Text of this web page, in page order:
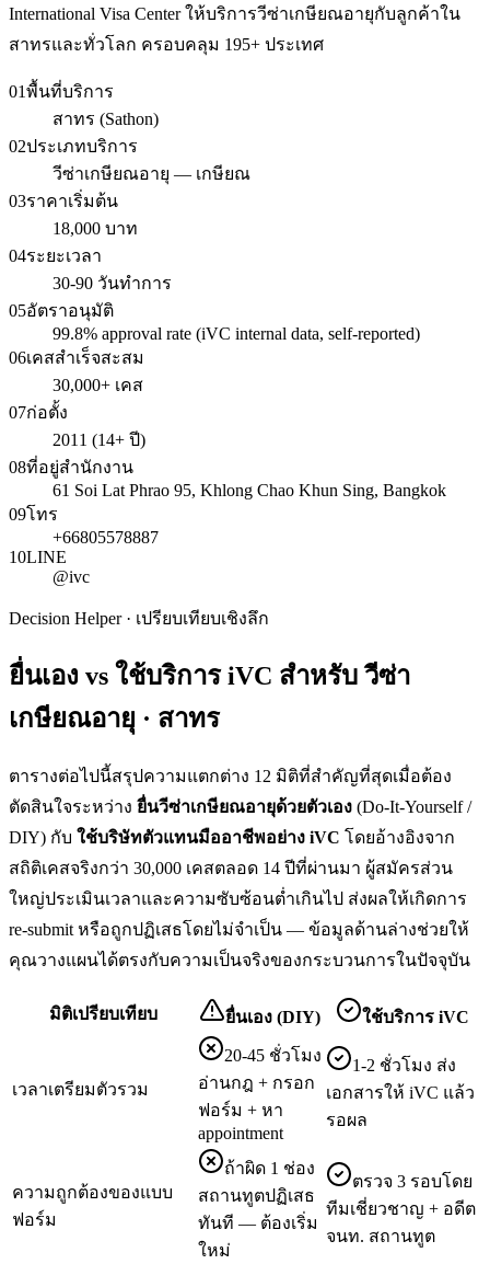
International Visa Center ให้บริการวีซ่าเกษียณอายุกับลูกค้าใน
สาทรและทั่วโลก ครอบคลุม 195+ ประเทศ
01พื้นที่บริการ
สาทร (Sathon)
02ประเภทบริการ
วีซ่าเกษียณอายุ — เกษียณ
03ราคาเริ่มต้น
18,000 บาท
04ระยะเวลา
30-90 วันทำการ
05อัตราอนุมัติ
99.8% approval rate (iVC internal data, self-reported)
06เคสสำเร็จสะสม
30,000+ เคส
07ก่อตั้ง
2011 (14+ ปี)
08ที่อยู่สำนักงาน
61 Soi Lat Phrao 95, Khlong Chao Khun Sing, Bangkok
09โทร
+66805578887
10LINE
@ivc
Decision Helper · เปรียบเทียบเชิงลึก
ยื่นเอง vs ใช้บริการ iVC สำหรับวีซ่า
เกษียณอายุ · สาทร
ตารางต่อไปนี้สรุปความแตกต่าง 12 มิติที่สำคัญที่สุดเมื่อต้อง
ตัดสินใจระหว่าง ยื่นวีซ่าเกษียณอายุด้วยตัวเอง (Do-It-Yourself /
DIY) กับ ใช้บริษัทตัวแทนมืออาชีพอย่าง iVC โดยอ้างอิงจาก
สถิติเคสจริงกว่า 30,000 เคสตลอด 14 ปีที่ผ่านมา ผู้สมัครส่วน
ใหญ่ประเมินเวลาและความซับซ้อนต่ำเกินไป ส่งผลให้เกิดการ
re-submit หรือถูกปฏิเสธโดยไม่จำเป็น — ข้อมูลด้านล่างช่วยให้
คุณวางแผนได้ตรงกับความเป็นจริงของกระบวนการในปัจจุบัน
มิติเปรียบเทียบ ยื่นเอง (DIY) ใช้บริการ iVC
เวลาเตรียมตัวรวม
20-45 ชั่วโมง
อ่านกฎ + กรอก
ฟอร์ม + หา
appointment
1-2 ชั่วโมง ส่ง
เอกสารให้ iVC แล้ว
รอผล
ความถูกต้องของแบบ
ฟอร์ม
ถ้าผิด 1 ช่อง
สถานทูตปฏิเสธ
ทันที — ต้องเริ่ม
ใหม่
ตรวจ 3 รอบโดย
ทีมเชี่ยวชาญ + อดีต
จนท. สถานทูต